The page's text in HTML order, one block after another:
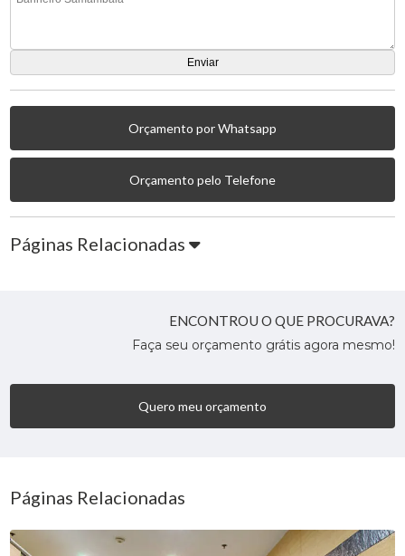
Orçamento por Whatsapp
Orçamento pelo Telefone
Páginas Relacionadas
ENCONTROU O QUE PROCURAVA?
Faça seu orçamento grátis agora mesmo!
Quero meu orçamento
Páginas Relacionadas